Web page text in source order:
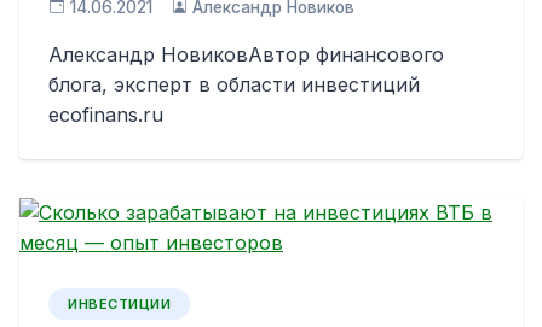
14.06.2021 Александр Новиков
Александр НовиковАвтор финансового
блога, эксперт в области инвестиций
ecofinans.ru
ИНВЕСТИЦИИ